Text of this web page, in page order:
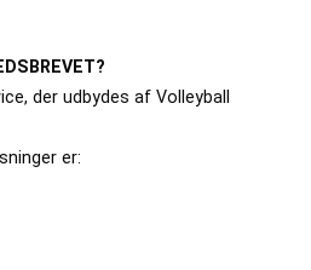
der udbydes af Volleyball
er: